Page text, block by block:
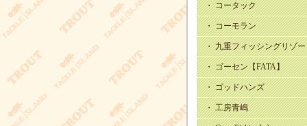
・ コータック
・ コーモラン
・ 九重フィッシングリゾ
・ ゴーセン【FATA】
・ ゴッドハンズ
・ 工房青嶋